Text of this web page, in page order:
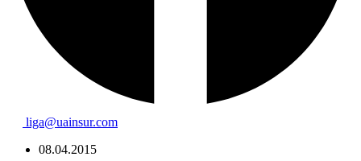
liga@uainsur.com
08.04.2015